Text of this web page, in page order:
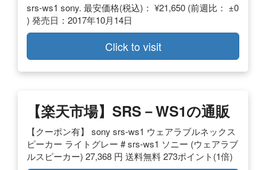
srs-ws1 sony. 最安価格(税込)： ¥21,650 (前週比： ±0
) 発売日：2017年10月14日
Click to visit
【楽天市場】SRS－WS1の通販
【クーポン有】 sony srs-ws1 ウェアラブルネックス
ピーカー ライトグレー # srs-ws1 ソニー (ウェアラブ
ルスピーカー) 27,368 円 送料無料 273ポイント(1倍)